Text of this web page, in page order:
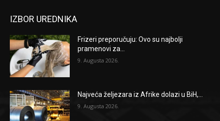
IZBOR UREDNIKA
Frizeri preporučuju: Ovo su najbolji
pramenovi za...
9. Augusta 2026.
Najveća željezara iz Afrike dolazi u BiH,...
9. Augusta 2026.